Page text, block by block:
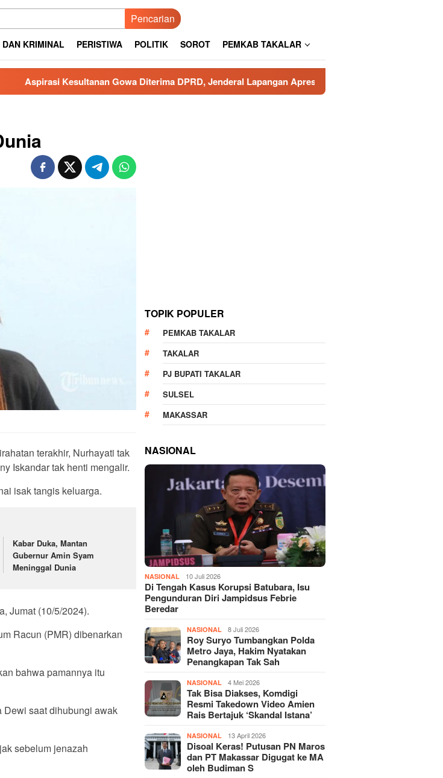
Pencarian
DAN KRIMINAL PERISTIWA POLITIK SOROT PEMKAB TAKALAR
Gowa Diterima DPRD, Jenderal Lapangan Apresiasi Pengamanan Polresta Gowa
terakhir, Nurhayati tak
Iskandar tak henti mengalir.
isak tangis keluarga.
Kabar Duka, Mantan
Gubernur Amin Syam
Meninggal Dunia
Jumat (10/5/2024).
Racun (PMR) dibenarkan
bahwa pamannya itu
Dewi saat dihubungi awak
sebelum jenazah
TOPIK POPULER
PEMKAB TAKALAR
TAKALAR
PJ BUPATI TAKALAR
SULSEL
MAKASSAR
NASIONAL
NASIONAL 10 Juli 2026
Di Tengah Kasus Korupsi Batubara, Isu
Pengunduran Diri Jampidsus Febrie
Beredar
NASIONAL 8 Juli 2026
Roy Suryo Tumbangkan Polda
Metro Jaya, Hakim Nyatakan
Penangkapan Tak Sah
NASIONAL 4 Mei 2026
Tak Bisa Diakses, Komdigi
Resmi Takedown Video Amien
Rais Bertajuk ‘Skandal Istana’
NASIONAL 13 April 2026
Disoal Keras! Putusan PN Maros
dan PT Makassar Digugat ke MA
oleh Budiman S